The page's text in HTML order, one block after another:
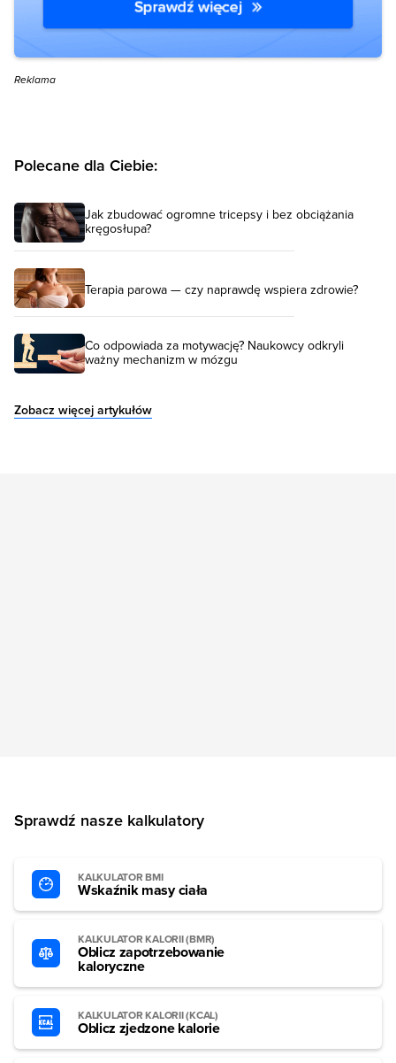
Reklama
Polecane dla Ciebie:
Jak zbudować ogromne tricepsy i bez obciążania
kręgosłupa?
Terapia parowa — czy naprawdę wspiera zdrowie?
Co odpowiada za motywację? Naukowcy odkryli
ważny mechanizm w mózgu
Zobacz więcej artykułów
Sprawdź nasze kalkulatory
KALKULATOR BMI
Wskaźnik masy ciała
KALKULATOR KALORII (BMR)
Oblicz zapotrzebowanie
kaloryczne
KALKULATOR KALORII (KCAL)
Oblicz zjedzone kalorie